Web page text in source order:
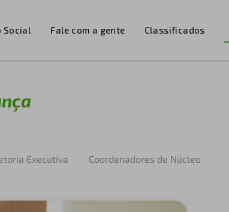
Social Fale com a gente Classificados
Executiva Coordenadores de Núcleo